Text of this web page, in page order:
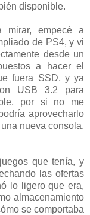
disponible.
empecé a
de PS4, y vi
desde un
a hacer el
fuera SSD, y ya
USB 3.2 para
por si no me
aprovecharlo
nueva consola,
que tenía, y
las ofertas
lo ligero que era,
almacenamiento
se comportaba